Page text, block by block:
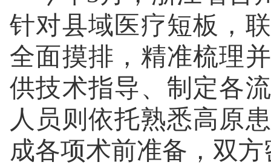
针对县域医疗短板，
全面摸排，精准梳理
供技术指导、制定各
人员则依托熟悉高原
成各项术前准备，双